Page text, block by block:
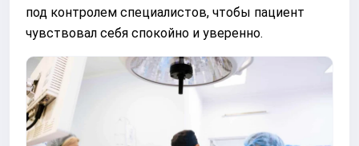
под контролем специалистов, чтобы пациент
чувствовал себя спокойно и уверенно.